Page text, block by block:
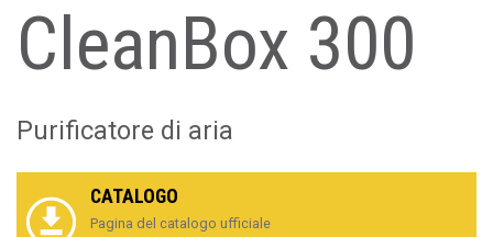
CleanBox 300
Purificatore di aria
CATALOGO
Pagina del catalogo ufficiale